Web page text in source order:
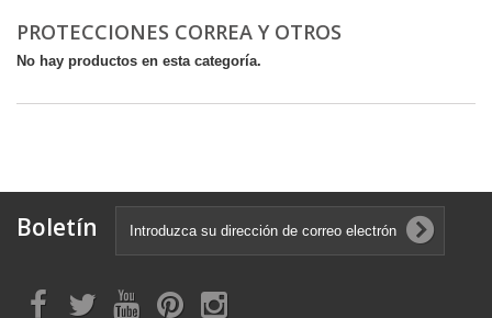
PROTECCIONES CORREA Y OTROS
No hay productos en esta categoría.
Boletín